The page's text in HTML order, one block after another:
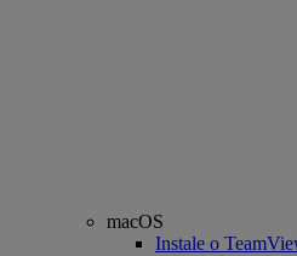
macOS
Instale o